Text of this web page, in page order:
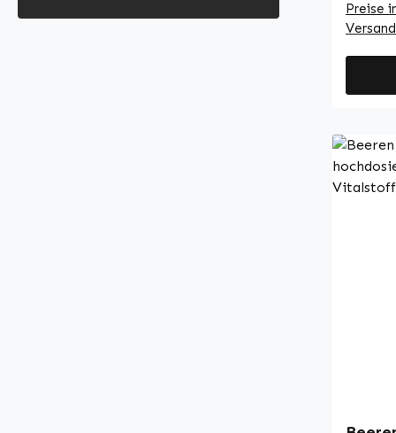
Mit 100
bietet
einem
Leucin
Preise